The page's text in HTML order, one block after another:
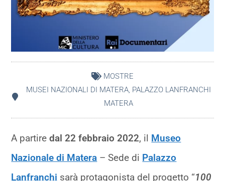
MOSTRE
MUSEI NAZIONALI DI MATERA, PALAZZO LANFRANCHI
MATERA
A partiredal 22 febbraio 2022, il Museo
Nazionale di Matera – Sede di Palazzo
Lanfranchi sarà protagonista del progetto “100